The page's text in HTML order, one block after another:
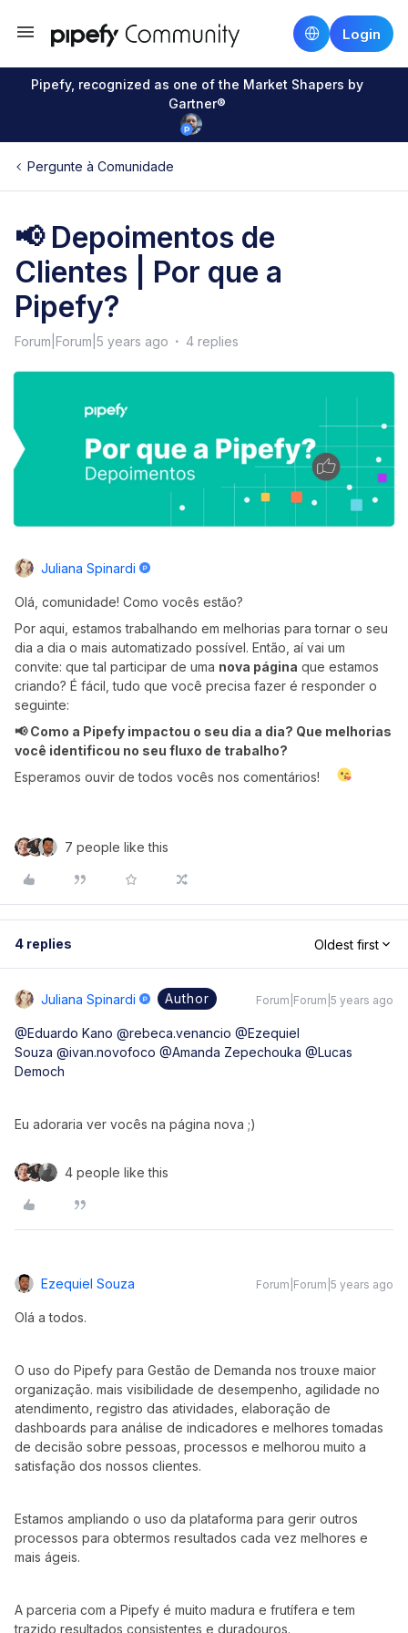
Login
Pipefy, recognized as one of the Market Shapers by
Gartner®
Pergunte à Comunidade
📢 Depoimentos de
Clientes | Por que a
Pipefy?
Forum|Forum|5 years ago 4 replies
Juliana Spinardi
Olá, comunidade! Como vocês estão?
Por aqui, estamos trabalhando em melhorias para tornar o seu
dia a dia o mais automatizado possível. Então, aí vai um
convite: que tal participar de uma nova página que estamos
criando? É fácil, tudo que você precisa fazer é responder o
seguinte:
📢 Como a Pipefy impactou o seu dia a dia? Que melhorias
você identificou no seu fluxo de trabalho?
Esperamos ouvir de todos vocês nos comentários!
7 people like this
4 replies Oldest first
Juliana Spinardi Author Forum|Forum|5 years ago
@Eduardo Kano @rebeca.venancio @Ezequiel
Souza @ivan.novofoco @Amanda Zepechouka @Lucas
Democh
Eu adoraria ver vocês na página nova ;)
4 people like this
Ezequiel Souza Forum|Forum|5 years ago
Olá a todos.
O uso do Pipefy para Gestão de Demanda nos trouxe maior
organização. mais visibilidade de desempenho, agilidade no
atendimento, registro das atividades, elaboração de
dashboards para análise de indicadores e melhores tomadas
de decisão sobre pessoas, processos e melhorou muito a
satisfação dos nossos clientes.
Estamos ampliando o uso da plataforma para gerir outros
processos para obtermos resultados cada vez melhores e
mais ágeis.
A parceria com a Pipefy é muito madura e frutífera e tem
trazido resultados consistentes e duradouros.